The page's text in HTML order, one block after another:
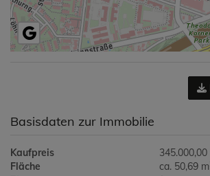
Basisdaten zur Immobilie
Kaufpreis
345.000,00
Fläche
ca. 50,69 m